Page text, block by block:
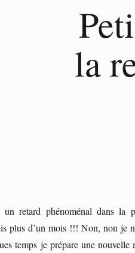
la
retard phénoménal dans la
plus d’un mois !!! Non, non je
temps je prépare une